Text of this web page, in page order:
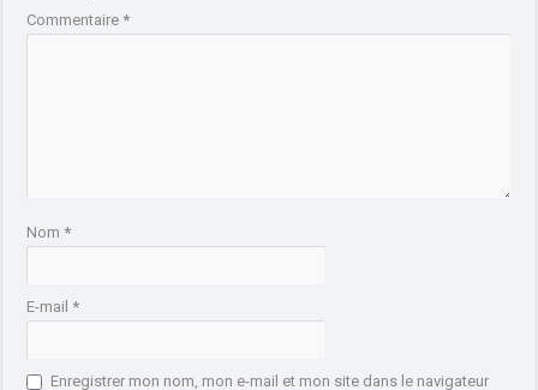
Commentaire*
Nom*
E-mail*
Enregistrer mon nom, mon e-mail et mon site dans le navigateur